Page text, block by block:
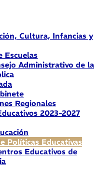
Cultura, Infancias y
Escuelas
Administrativo de la
Regionales
2023-2027
Políticas Educativas
Educativos de